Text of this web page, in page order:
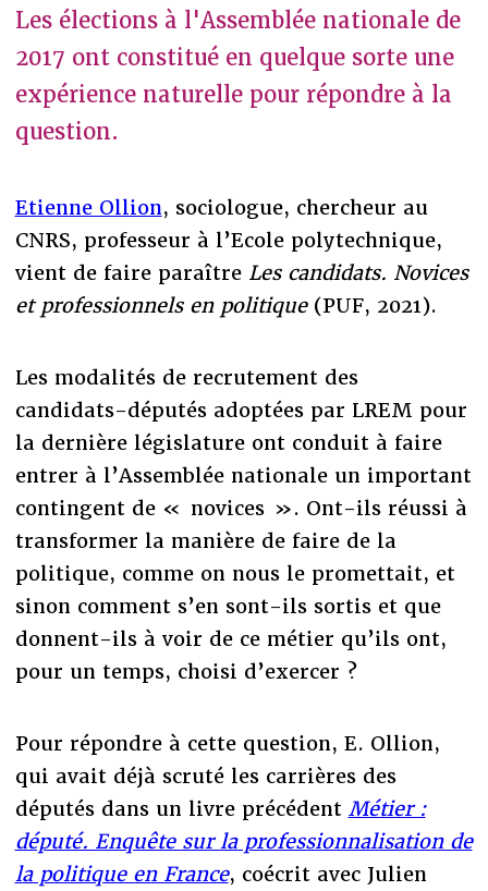
Les élections à l'Assemblée nationale de
2017 ont constitué en quelque sorte une
expérience naturelle pour répondre à la
question.
Etienne Ollion, sociologue, chercheur au
CNRS, professeur à l’Ecole polytechnique,
vient de faire paraître Les candidats. Novices
et professionnels en politique(PUF, 2021).
Les modalités de recrutement des
candidats-députés adoptées par LREM pour
la dernière législature ont conduit à faire
entrer à l’Assemblée nationale un important
contingent de « novices ». Ont-ils réussi à
transformer la manière de faire de la
politique, comme on nous le promettait, et
sinon comment s’en sont-ils sortis et que
donnent-ils à voir de ce métier qu’ils ont,
pour un temps, choisi d’exercer ?
Pour répondre à cette question, E. Ollion,
qui avait déjà scruté les carrières des
députés dans un livre précédent Métier :
député. Enquête sur la professionnalisation de
la politique en France, coécrit avec Julien